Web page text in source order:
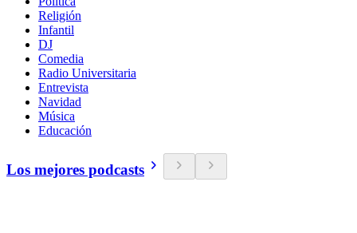
Religión
Infantil
DJ
Comedia
Radio Universitaria
Entrevista
Navidad
Música
Educación
Los mejores podcasts